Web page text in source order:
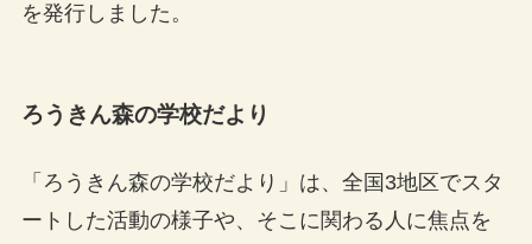
を発行しました。
ろうきん森の学校だより
「ろうきん森の学校だより」は、全国3地区でスタ
ートした活動の様子や、そこに関わる人に焦点を